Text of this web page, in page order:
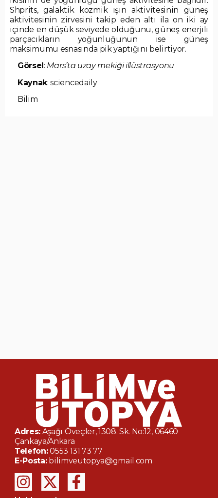
Shprits, galaktik kozmik ışın aktivitesinin güneş
aktivitesinin zirvesini takip eden altı ila on iki ay
içinde en düşük seviyede olduğunu, güneş enerjili
parçacıkların yoğunluğunun ise güneş
maksimumu esnasında pik yaptığını belirtiyor.
Görsel : Mars’ta uzay mekiği illüstrasyonu
Kaynak: sciencedaily
Bilim
Adres: Aşağı Öveçler, 1308. Sk. No:12, 06460
Çankaya/Ankara
Telefon:0553 131 73 77
E-Posta: bilimveutopya@gmail.com